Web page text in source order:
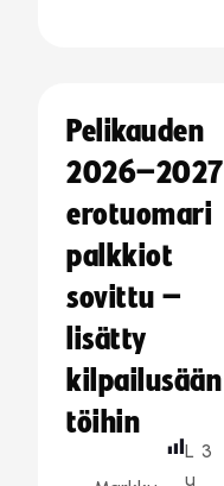
Pelikauden
2026–2027
erotuomari
palkkiot
sovittu –
lisätty
kilpailusään
töihin
L
u
3